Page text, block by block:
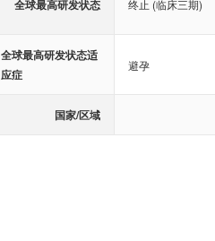
全球最高研发状态 终止 (临床三期)
全球最高研发状态适
应症
避孕
国家/区域